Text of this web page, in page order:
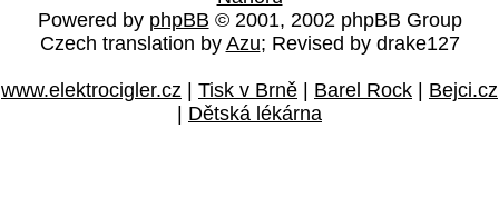
Powered by phpBB © 2001, 2002 phpBB Group
Czech translation by Azu; Revised by drake127
www.elektrocigler.cz Tisk v Brně Barel Rock
Bejci.cz
Dětská lékárna